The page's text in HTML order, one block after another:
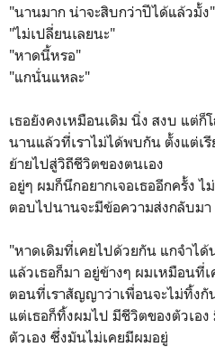
"นานมาก น่าจะสิบกว่าปีได้แล้วมั้ง"
"ไม่เปลี่ยนเลยนะ"
"หาดนี้หรอ"
"แกนั่นแหละ"
เธอยังคงเหมือนเดิม นิ่ง สงบ แต่ก็
นานแล้วที่เราไม่ได้พบกัน ตั้งแต่เ
ย้ายไปสู่วิถีชีวิตของตนเอง
อยู่ๆ ผมก็นึกอยากเจอเธออีกครั้ง
ตอบไปนานจะมีข้อความส่งกลับมา
"หาดเดิมที่เคยไปด้วยกัน แกจำได้
แล้วเธอก็มา อยู่ข้างๆ ผมเหมือนที่
ตอนที่เราสัญญาว่าเพื่อนจะไม่ทิ้งกั
แต่เธอก็ทิ้งผมไป มีชีวิตของตัวเอ
ตัวเอง ซึ่งมันไม่เคยมีผมอยู่